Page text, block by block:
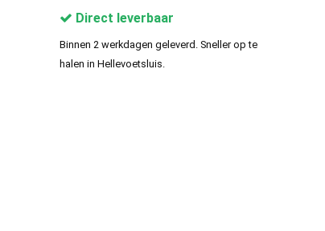
Direct leverbaar
Binnen 2 werkdagen geleverd. Sneller op te
halen in Hellevoetsluis.